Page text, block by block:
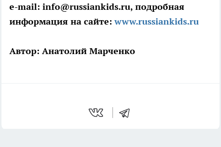
e-mail: info@russiankids.ru, подробная
информация на сайте:www.russiankids.ru
Автор: Анатолий Марченко